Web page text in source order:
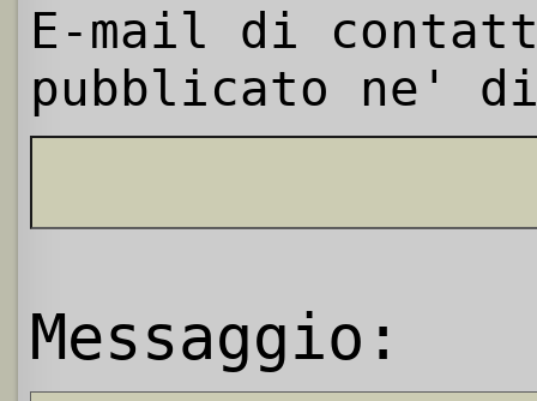
E-mail di
pubblicato ne'
Messaggio: